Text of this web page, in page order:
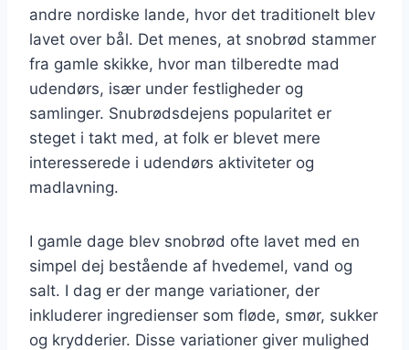
andre nordiske lande, hvor det traditionelt blev
lavet over bål. Det menes, at snobrød stammer
fra gamle skikke, hvor man tilberedte mad
udendørs, især under festligheder og
samlinger. Snubrødsdejens popularitet er
steget i takt med, at folk er blevet mere
interesserede i udendørs aktiviteter og
madlavning.
I gamle dage blev snobrød ofte lavet med en
simpel dej bestående af hvedemel, vand og
salt. I dag er der mange variationer, der
inkluderer ingredienser som fløde, smør, sukker
og krydderier. Disse variationer giver mulighed